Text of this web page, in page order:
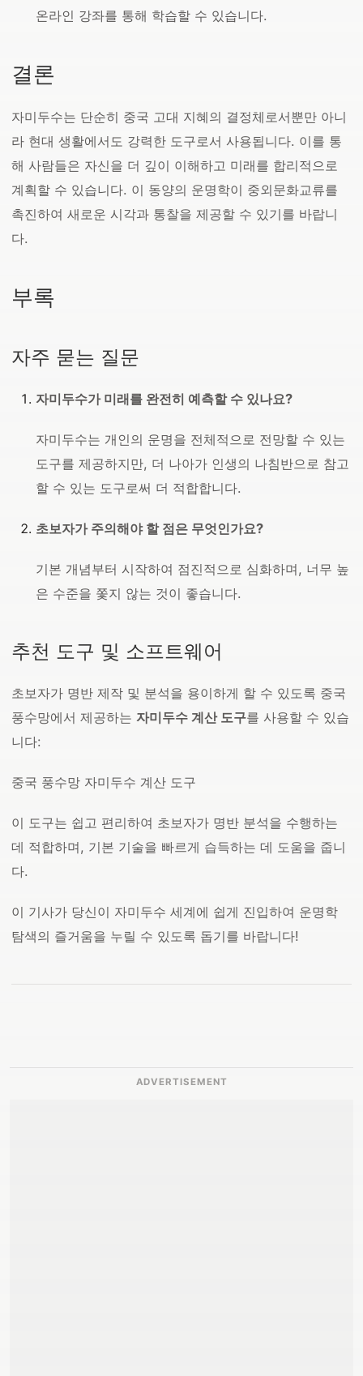
온라인 강좌를 통해 학습할 수 있습니다.
결론
자미두수는 단순히 중국 고대 지혜의 결정체로서뿐만 아니
라 현대 생활에서도 강력한 도구로서 사용됩니다. 이를 통
해 사람들은 자신을 더 깊이 이해하고 미래를 합리적으로
계획할 수 있습니다. 이 동양의 운명학이 중외문화교류를
촉진하여 새로운 시각과 통찰을 제공할 수 있기를 바랍니
다.
부록
자주 묻는 질문
자미두수가 미래를 완전히 예측할 수 있나요?
자미두수는 개인의 운명을 전체적으로 전망할 수 있는
도구를 제공하지만, 더 나아가 인생의 나침반으로 참고
할 수 있는 도구로써 더 적합합니다.
초보자가 주의해야 할 점은 무엇인가요?
기본 개념부터 시작하여 점진적으로 심화하며, 너무 높
은 수준을 쫓지 않는 것이 좋습니다.
추천 도구 및 소프트웨어
초보자가 명반 제작 및 분석을 용이하게 할 수 있도록 중국
풍수망에서 제공하는 자미두수 계산 도구를 사용할 수 있습
니다:
중국 풍수망 자미두수 계산 도구
이 도구는 쉽고 편리하여 초보자가 명반 분석을 수행하는
데 적합하며, 기본 기술을 빠르게 습득하는 데 도움을 줍니
다.
이 기사가 당신이 자미두수 세계에 쉽게 진입하여 운명학
탐색의 즐거움을 누릴 수 있도록 돕기를 바랍니다!